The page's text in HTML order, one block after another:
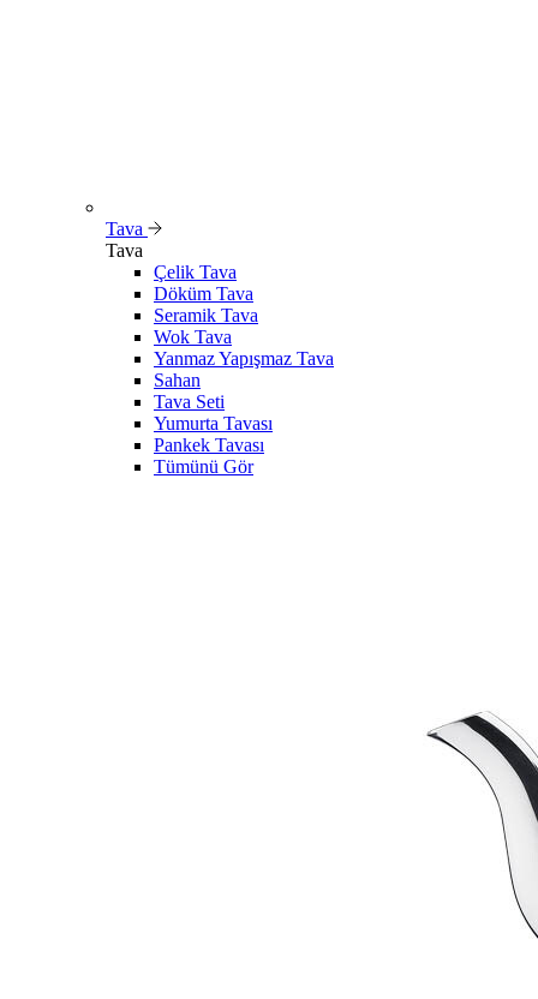
Tava
Tava
Çelik Tava
Döküm Tava
Seramik Tava
Wok Tava
Yanmaz Yapışmaz Tava
Sahan
Tava Seti
Yumurta Tavası
Pankek Tavası
Tümünü Gör